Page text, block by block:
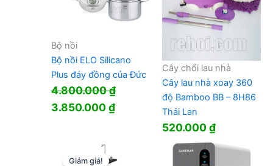
Bộ nồi
Bộ nồi ELO Silicano
Plus đáy đồng của Đức
4.800.000₫
Giá
4.800.000 ₫.
3.850.000₫Giá
là:
Cây chổi lau nhà
Cây lau nhà xoay 360
độ Bamboo BB – 8H86
Thái Lan
520.000₫
Giảm giá!